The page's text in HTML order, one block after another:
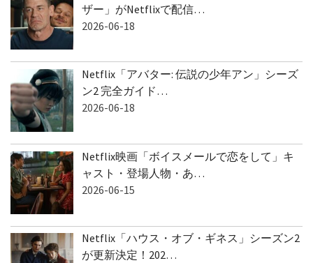
ザー」がNetflixで配信…
2026-06-18
Netflix「アバター: 伝説の少年アン」シーズ
ン2 完全ガイド…
2026-06-18
Netflix映画「ボイスメールで恋をして」キ
ャスト・登場人物・あ…
2026-06-15
Netflix「ハウス・オブ・ギネス」シーズン2
が更新決定！202…